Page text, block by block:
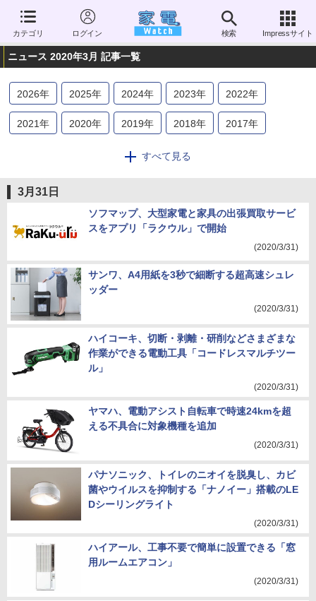
カテゴリ ログイン 検索 Impressサイト
ニュース 2020年3月 記事一覧
2026年 2025年 2024年 2023年 2022年
2021年 2020年 2019年 2018年 2017年
2014年 2013
すべて見る
3月31日
ソフマップ、大型家電と家具の出張買取サービ
スをアプリ「ラクウル」で開始
(2020/3/31)
サンワ、A4用紙を3秒で細断する超高速シュレ
ッダー
(2020/3/31)
ハイコーキ、切断・剥離・研削などさまざまな
作業ができる電動工具「コードレスマルチツー
ル」
(2020/3/31)
ヤマハ、電動アシスト自転車で時速24kmを超
える不具合に対象機種を追加
(2020/3/31)
パナソニック、トイレのニオイを脱臭し、カビ
菌やウイルスを抑制する「ナノイー」搭載のLE
Dシーリングライト
(2020/3/31)
ハイアール、工事不要で簡単に設置できる「窓
用ルームエアコン」
(2020/3/31)